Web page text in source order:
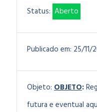
Status: Aberto
Publicado em: 25/11/
Objeto: OBJETO:
futura e eventual